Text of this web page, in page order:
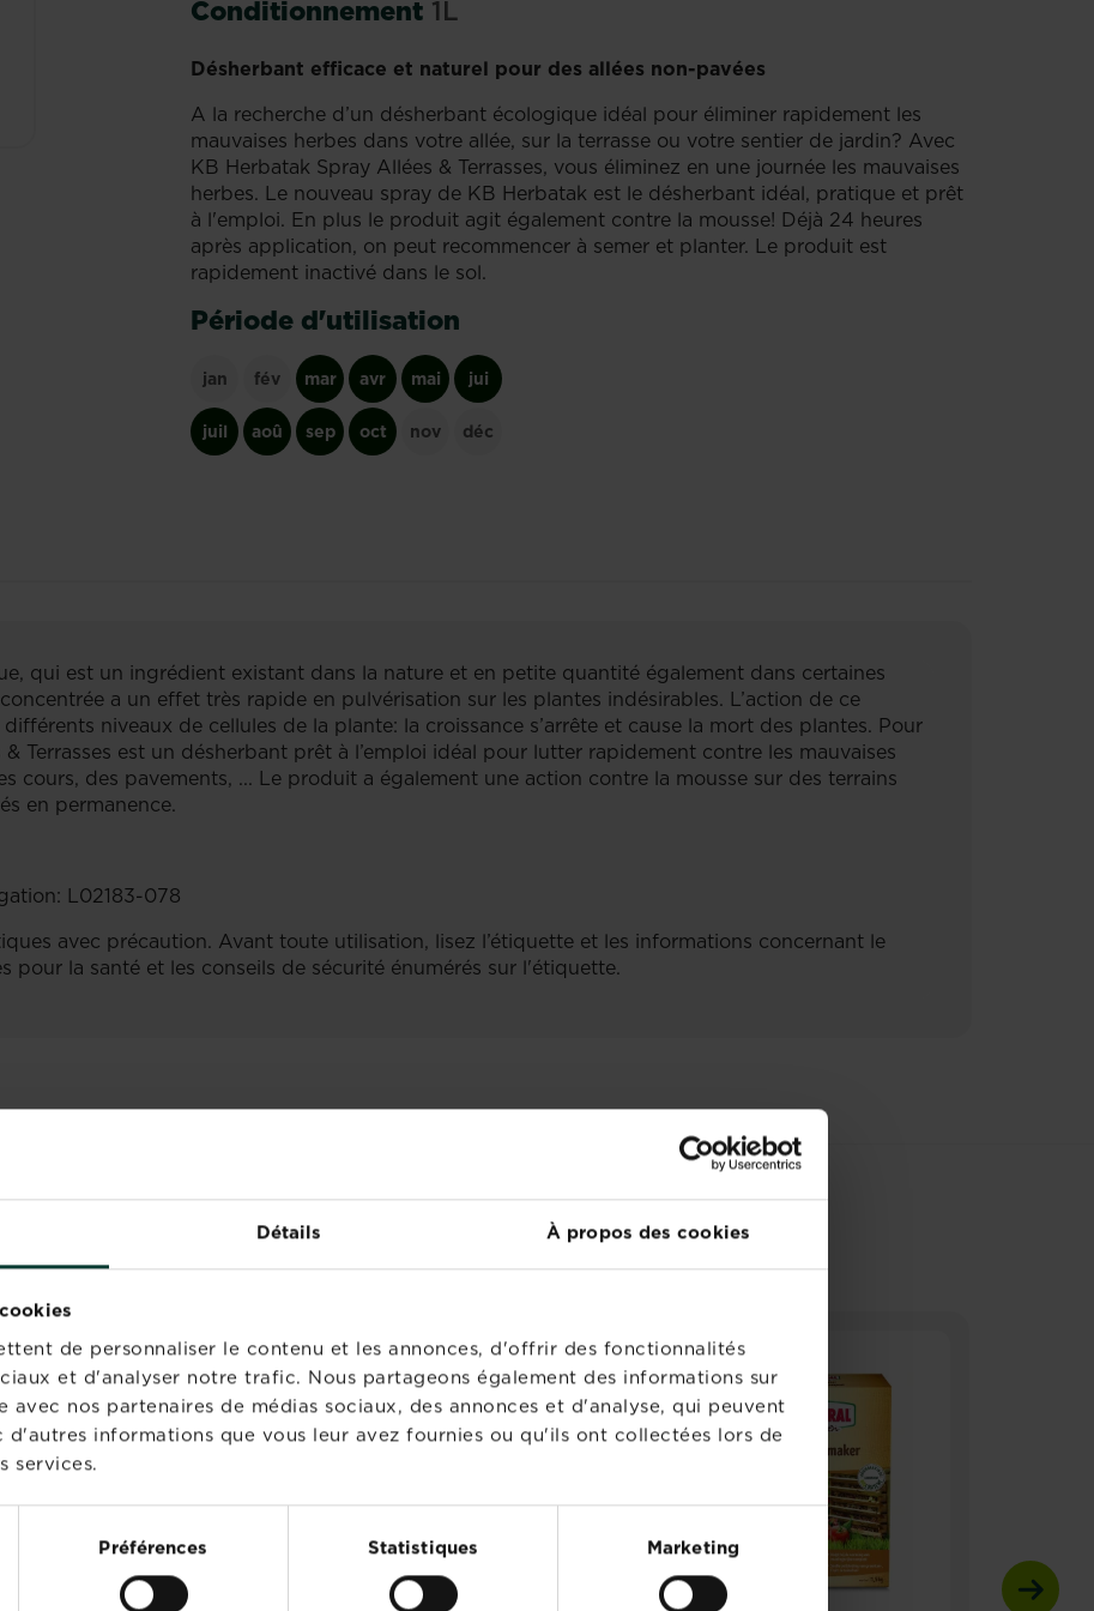
Détails À propos des cookies
de personnaliser le contenu et les annonces, d'offrir des fonctionnalités
et d'analyser notre trafic. Nous partageons également des informations sur
nos partenaires de médias sociaux, des annonces et d'analyse, qui peuvent
d'autres informations que vous leur avez fournies ou qu'ils ont collectées lors de
services.
Préférences Statistiques Marketing
Conditionnement 1L
Désherbant efficace et naturel pour des allées non-pavées
A la recherche d’un désherbant écologique idéal pour éliminer rapidement les
mauvaises herbes dans votre allée, sur la terrasse ou votre sentier de jardin? Avec
KB Herbatak Spray Allées & Terrasses, vous éliminez en une journée les mauvaises
herbes. Le nouveau spray de KB Herbatak est le désherbant idéal, pratique et prêt
à l'emploi. En plus le produit agit également contre la mousse! Déjà 24 heures
après application, on peut recommencer à semer et planter. Le produit est
rapidement inactivé dans le sol.
Période d'utilisation
jan fév mar avr mai jui
juil aoû sep oct nov déc
qui est un ingrédient existant dans la nature et en petite quantité également dans certaines
a un effet très rapide en pulvérisation sur les plantes indésirables. L’action de ce
niveaux de cellules de la plante: la croissance s’arrête et cause la mort des plantes. Pour
Terrasses est un désherbant prêt à l’emploi idéal pour lutter rapidement contre les mauvaises
cours, des pavements, ... Le produit a également une action contre la mousse sur des terrains
en permanence.
L02183-078
avec précaution. Avant toute utilisation, lisez l’étiquette et les informations concernant le
pour la santé et les conseils de sécurité énumérés sur l'étiquette.
ONT ÉGALEMENT REGARDÉ